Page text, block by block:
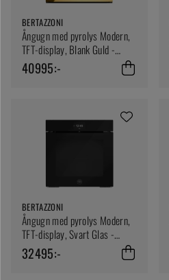
BERTAZZONI
Ångugn med pyrolys Modern,
TFT-display, Blank Guld -
Bertazzoni
40995:-
BERTAZZONI
Ångugn med pyrolys Modern,
TFT-display, Svart Glas -
Bertazzoni
32495:-